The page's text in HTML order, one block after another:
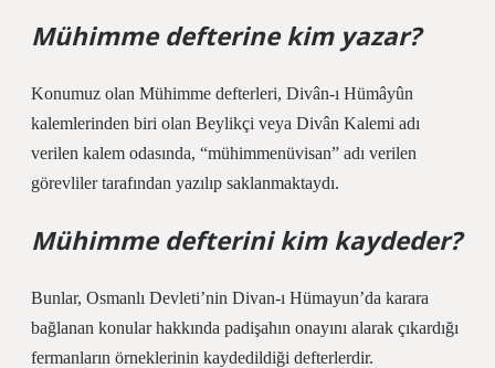
Mühimme defterine kim yazar?
Konumuz olan Mühimme defterleri, Divân-ı Hümâyûn
kalemlerinden biri olan Beylikçi veya Divân Kalemi adı
verilen kalem odasında, “mühimmenüvisan” adı verilen
görevliler tarafından yazılıp saklanmaktaydı.
Mühimme defterini kim kaydeder?
Bunlar, Osmanlı Devleti’nin Divan-ı Hümayun’da karara
bağlanan konular hakkında padişahın onayını alarak çıkardığı
fermanların örneklerinin kaydedildiği defterlerdir.